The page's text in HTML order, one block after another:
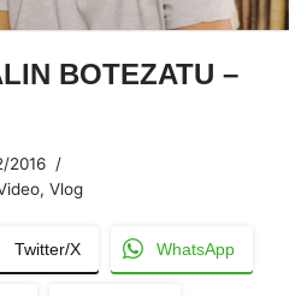
BOTEZATU –
2016
, Vlog
Twitter/X WhatsApp